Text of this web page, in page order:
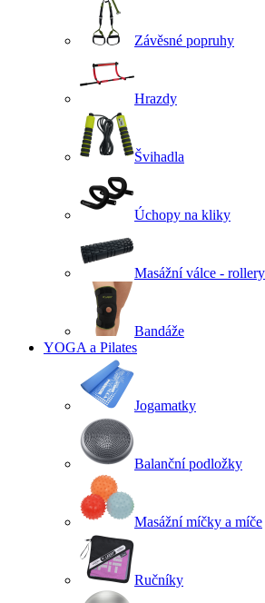
Závěsné popruhy
Hrazdy
Švihadla
Úchopy na kliky
Masážní válce - rollery
Bandáže
YOGA a Pilates
Jogamatky
Balanční podložky
Masážní míčky a míče
Ručníky